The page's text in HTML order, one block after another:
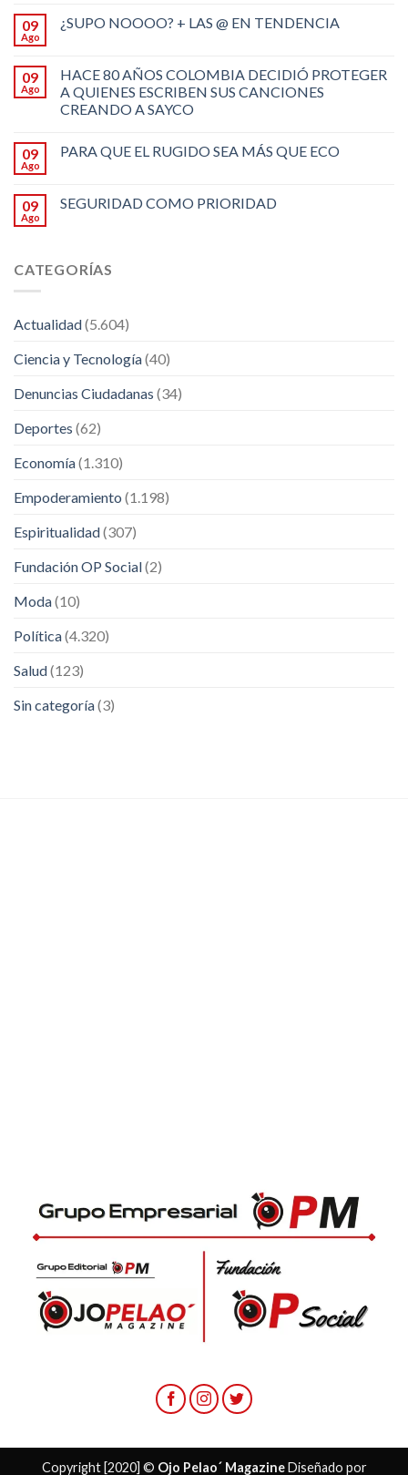
09
Ago
¿SUPO NOOOO? + LAS @ EN TENDENCIA
09
Ago
HACE 80 AÑOS COLOMBIA DECIDIÓ PROTEGER
A QUIENES ESCRIBEN SUS CANCIONES
CREANDO A SAYCO
09
Ago
PARA QUE EL RUGIDO SEA MÁS QUE ECO
09
Ago
SEGURIDAD COMO PRIORIDAD
CATEGORÍAS
Actualidad(5.604)
Ciencia y Tecnología(40)
Denuncias Ciudadanas (34)
Deportes (62)
Economía(1.310)
Empoderamiento (1.198)
Espiritualidad(307)
Fundación OP Social(2)
Moda(10)
Política(4.320)
Salud(123)
Sin categoría(3)
Copyright [2020] © Ojo Pelao´ MagazineDiseñado por